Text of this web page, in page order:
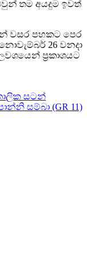
තම අයදුම ඉවත්
වසර පහකට පෙර
26 වනදා
ප්‍රකාශයට
සටන්
සම්බා (GR 11)